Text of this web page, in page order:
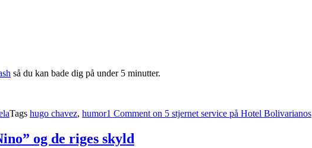
så du kan bade dig på under 5 minutter.
Tags hugo chavez, humor1 Comment on 5 stjernet service på Hotel Bolivarianos
og de riges skyld